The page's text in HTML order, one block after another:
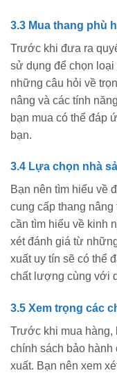
3.3 Mua thang phù
Trước khi đưa ra
sử dụng để chọn
những câu hỏi về
nâng và các tính
bạn mua có thể đáp
bạn.
3.4 Lựa chọn nhà
Bạn nên tìm hiểu về
cung cấp thang
cần tìm hiểu về kinh
xét đánh giá từ
xuất uy tín sẽ có thể
chất lượng cùng với
3.5 Xem trọng các
Trước khi mua hàng,
chính sách bảo
xuất. Bạn nên xem